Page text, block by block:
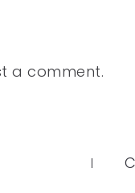
a comment.